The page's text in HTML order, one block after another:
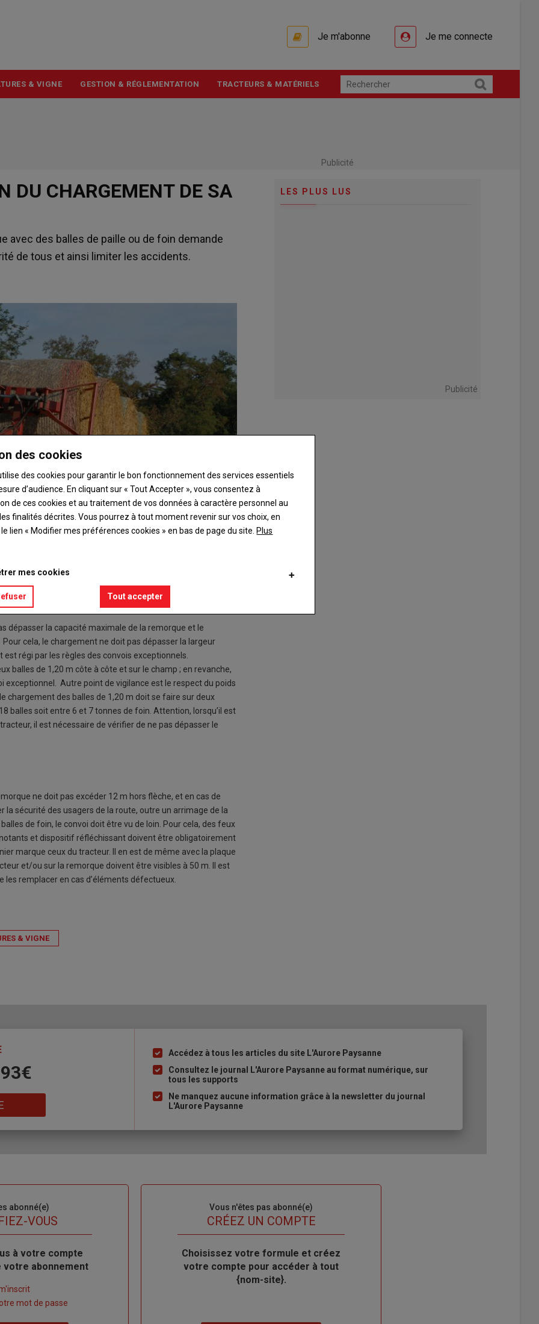
Je m'abonne Je me connecte
& VIGNE GESTION & RÉGLEMENTATION TRACTEURS & MATÉRIELS
Publicité
DU CHARGEMENT DE SA
avec des balles de paille ou de foin demande
de tous et ainsi limiter les accidents.
dépasser la capacité maximale de la remorque et le
cela, le chargement ne doit pas dépasser la largeur
régi par les règles des convois exceptionnels.
balles de 1,20 m côte à côte et sur le champ ; en revanche,
exceptionnel. Autre point de vigilance est le respect du poids
chargement des balles de 1,20 m doit se faire sur deux
balles soit entre 6 et 7 tonnes de foin. Attention, lorsqu’il est
il est nécessaire de vérifier de ne pas dépasser le
ne doit pas excéder 12 m hors flèche, et en cas de
la sécurité des usagers de la route, outre un arrimage de la
de foin, le convoi doit être vu de loin. Pour cela, des feux
et dispositif réfléchissant doivent être obligatoirement
marque ceux du tracteur. Il en est de même avec la plaque
et/ou sur la remorque doivent être visibles à 50 m. Il est
remplacer en cas d’éléments défectueux.
& VIGNE
LES PLUS LUS
Publicité
Liste
à
puce
Accédez à tous les articles du site L'Aurore Paysanne
Consultez le journal L'Aurore Paysanne au format numérique, sur
tous les supports
Ne manquez aucune information grâce à la newsletter du journal
L'Aurore Paysanne
abonné(e)
VOUS
à votre compte
abonnement
mot de passe
Vous n'êtes pas abonné(e)
TITRECRÉEZ UN COMPTE
Body
Choisissez votre formule et créez
votre compte pour accéder à tout
{nom-site}.
des cookies
des cookies pour garantir le bon fonctionnement des services essentiels
d’audience. En cliquant sur « Tout Accepter », vous consentez à
de ces cookies et au traitement de vos données à caractère personnel au
finalités décrites. Vous pourrez à tout moment revenir sur vos choix, en
lien « Modifier mes préférences cookies » en bas de page du site.Plus
mes cookies
Tout accepter